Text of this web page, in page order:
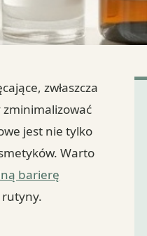
zwłaszcza
zminimalizować
jest nie tylko
Warto
barierę
rutyny.